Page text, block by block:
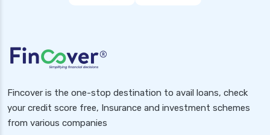
Fincover is the one-stop destination to avail loans, check
your credit score free, Insurance and investment schemes
from various companies